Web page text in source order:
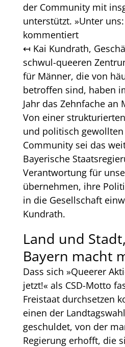
der Community mit
unterstützt. »Unter
kommentiert
↤ Kai Kundrath,
schwul-queeren
für Männer, die von
betroffen sind, haben
Jahr das Zehnfache an
Von einer
und politisch
Community sei das
Bayerische
Verantwortung für
übernehmen, ihre
in die Gesellschaft
Kundrath.
Land und
Bayern macht
Dass sich »Queerer
jetzt!« als CSD-Motto
Freistaat durchsetzen
einen der
geschuldet, von der
Regierung erhofft, die